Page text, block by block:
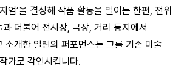
엄’을 결성해 작품 활동을 벌이는 한편, 전위
더불어 전시장, 극장, 거리 등지에서
소개한 일련의 퍼포먼스는 그를 기존 미술
가로 각인시킵니다.